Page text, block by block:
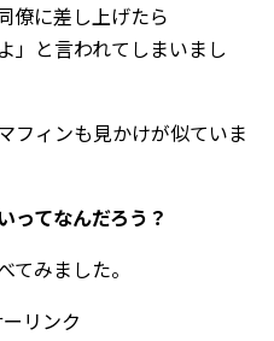
僚に差し上げたら
」と言われてしまいまし
フィンも見かけが似ていま
ってなんだろう？
てみました。
リンク